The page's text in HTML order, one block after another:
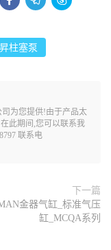
柱塞泵
为您提供!由于产品太
此期间,您可以联系我
联系电
下一篇
金器气缸_标准气压
缸_MCQA系列